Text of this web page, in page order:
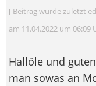
[ Beitrag wurde zuletzt
am 11.04.2022 um 06:09
Hallöle und
man sowas an